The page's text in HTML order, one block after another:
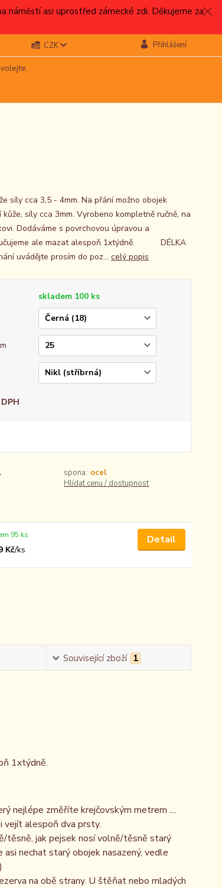
náměstí asi uprostřed zámecké zdi. Děkujeme za
CZK Přihlášení
síly cca 3,5 - 4mm. Na přání možno obojek
síly cca 3mm. Vyrobeno kompletně ručně, na
Dodáváme s povrchovou úpravou a
ale mazat alespoň 1xtýdně. DÉLKA
uvádějte prosím do poz... celý popis
skladem 100 ks
spona: ocel
Hlídat cenu / dostupnost
Kč/ks
95 ks Detail
Související zboží 1
1xtýdně.
nejlépe změříte krejčovským metrem ....
vejít alespoň dva prsty.
těsně, jak pejsek nosí volně/těsně starý
nechat starý obojek nasazený, vedle
na obě strany. U štěňat nebo mladých